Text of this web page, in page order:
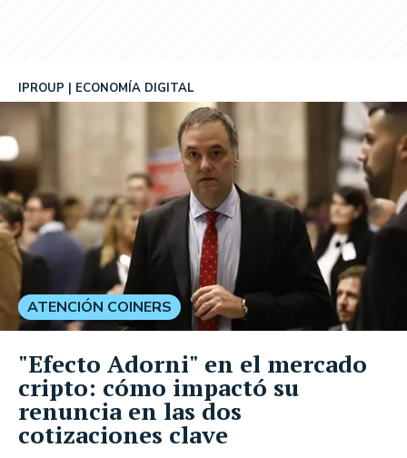
IPROUP ECONOMÍA DIGITAL
ATENCIÓN COINERS
"Efecto Adorni" en el mercado
cripto: cómo impactó su
renuncia en las dos
cotizaciones clave